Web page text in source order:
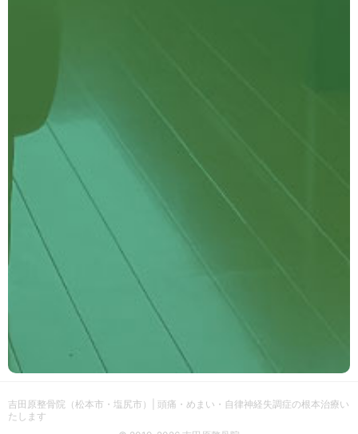
吉田原整骨院（松本市・塩尻市）| 頭痛・めまい・自律神経失調症の根本治療い
たします